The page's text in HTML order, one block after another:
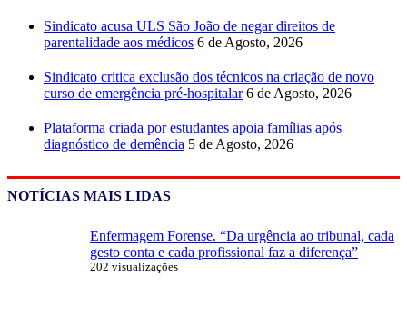
Sindicato acusa ULS São João de negar direitos de
parentalidade aos médicos 6 de Agosto, 2026
Sindicato critica exclusão dos técnicos na criação de novo
curso de emergência pré-hospitalar 6 de Agosto, 2026
Plataforma criada por estudantes apoia famílias após
diagnóstico de demência 5 de Agosto, 2026
NOTÍCIAS MAIS LIDAS
Enfermagem Forense. “Da urgência ao tribunal, cada
gesto conta e cada profissional faz a diferença”
202 visualizações